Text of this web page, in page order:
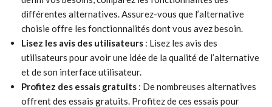
différentes alternatives. Assurez-vous que l’alternative
choisie offre les fonctionnalités dont vous avez besoin.
Lisez les avis des utilisateurs : Lisez les avis des
utilisateurs pour avoir une idée de la qualité de l’alternative
et de son interface utilisateur.
Profitez des essais gratuits : De nombreuses alternatives
offrent des essais gratuits. Profitez de ces essais pour